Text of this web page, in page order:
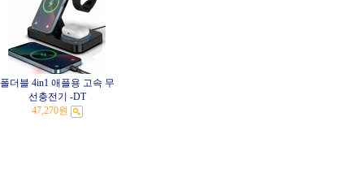
폴더블 4in1 애플용 고속 무
선충전기 -DT
47,270원